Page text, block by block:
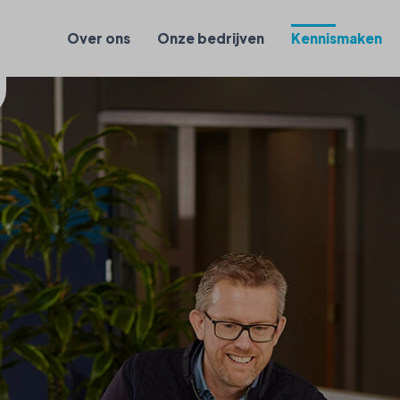
Over ons Onze bedrijven Kennismaken